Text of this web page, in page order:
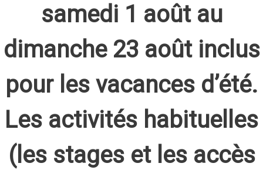
samedi 1 août au
dimanche 23 août inclus
pour les vacances d’été.
Les activités habituelles
(les stages et les accès